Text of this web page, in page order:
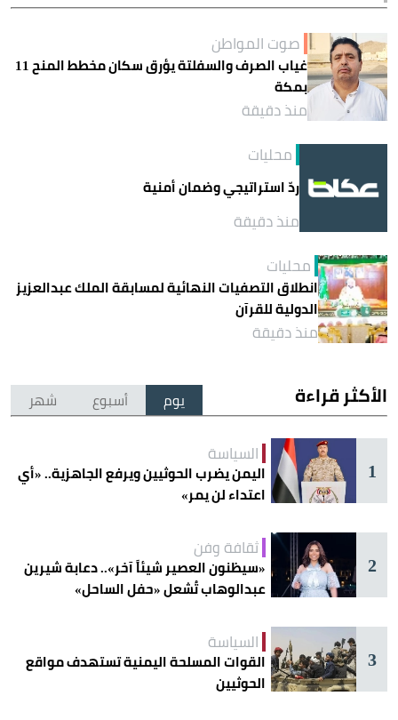
صوت المواطن
غياب الصرف والسفلتة يؤرق سكان مخطط المنح 11
بمكة
منذ دقيقة
محليات
ردّ استراتيجي وضمان أمنية
منذ دقيقة
محليات
انطلاق التصفيات النهائية لمسابقة الملك عبدالعزيز
الدولية للقرآن
منذ دقيقة
الأكثر قراءة يوم أسبوع شهر
1
السياسة
اليمن يضرب الحوثيين ويرفع الجاهزية.. «أي
اعتداء لن يمر»
2
ثقافة وفن
«سيظنون العصير شيئاً آخر».. دعابة شيرين
عبدالوهاب تُشعل «حفل الساحل»
3
السياسة
القوات المسلحة اليمنية تستهدف مواقع
الحوثيين